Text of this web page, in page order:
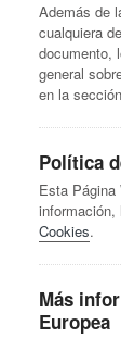
Además de
cualquiera
documento,
general
en la
Política
Esta Página
información,
Cookies.
Más
Europea